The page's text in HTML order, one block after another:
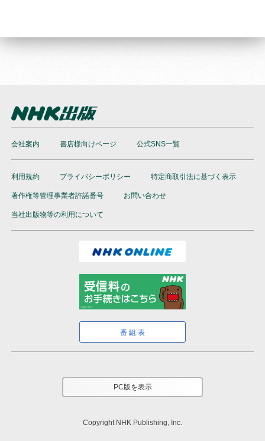
会社案内 書店様向けページ 公式SNS一覧
利用規約 プライバシーポリシー 特定商取引法に基づく表示
著作権等管理事業者許諾番号 お問い合わせ
当社出版物等の利用について
番組表
PC版を表示
Copyright NHK Publishing, Inc.